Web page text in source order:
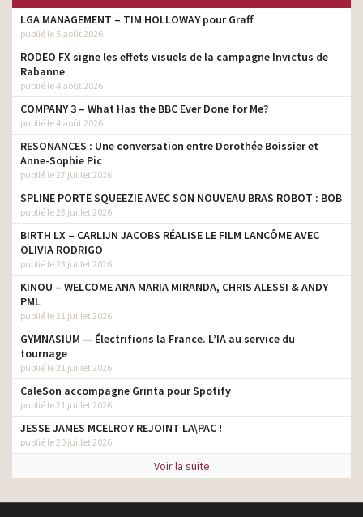
LGA MANAGEMENT – TIM HOLLOWAY pour Graff
publié le 5 août 2026
RODEO FX signe les effets visuels de la campagne Invictus de
Rabanne
publié le 4 août 2026
COMPANY 3 – What Has the BBC Ever Done for Me?
publié le 4 août 2026
RESONANCES : Une conversation entre Dorothée Boissier et
Anne-Sophie Pic
publié le 27 juillet 2026
SPLINE PORTE SQUEEZIE AVEC SON NOUVEAU BRAS ROBOT : BOB
publié le 23 juillet 2026
BIRTH LX – CARLIJN JACOBS RÉALISE LE FILM LANCÔME AVEC
OLIVIA RODRIGO
publié le 23 juillet 2026
KINOU – WELCOME ANA MARIA MIRANDA, CHRIS ALESSI & ANDY
PML
publié le 21 juillet 2026
GYMNASIUM — Électrifions la France. L’IA au service du
tournage
publié le 21 juillet 2026
CaleSon accompagne Grinta pour Spotify
publié le 21 juillet 2026
JESSE JAMES MCELROY REJOINT LA\PAC !
publié le 20 juillet 2026
Voir la suite